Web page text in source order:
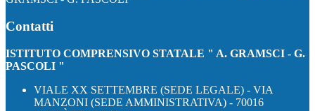
Contatti
ISTITUTO COMPRENSIVO STATALE " A. GRAMSCI - G.
PASCOLI "
VIALE XX SETTEMBRE (SEDE LEGALE) - VIA
MANZONI (SEDE AMMINISTRATIVA) - 70016